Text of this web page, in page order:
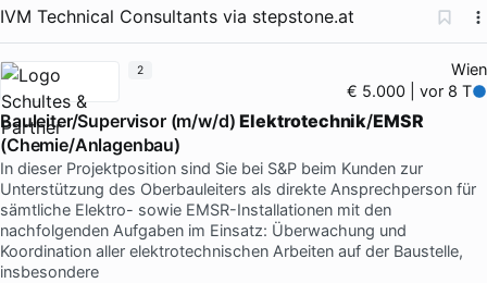
IVM Technical Consultants via stepstone.at
Wien
€ 5.000 | vor 8 T
Bauleiter/Supervisor (m/w/d)Elektrotechnik/EMSR
(Chemie/Anlagenbau)
In dieser Projektposition sind Sie bei S&P beim Kunden zur
Unterstützung des Oberbauleiters als direkte Ansprechperson für
sämtliche Elektro- sowie EMSR-Installationen mit den
nachfolgenden Aufgaben im Einsatz: Überwachung und
Koordination aller elektrotechnischen Arbeiten auf der Baustelle,
insbesondere
2